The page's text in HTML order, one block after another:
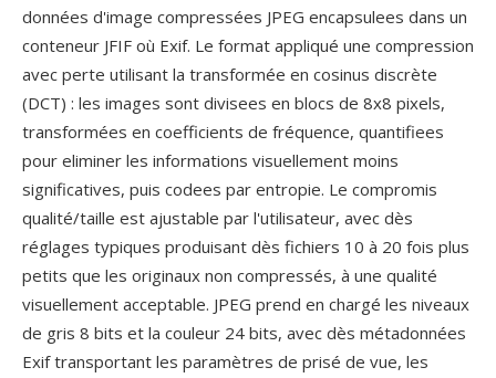
données d'image compressées JPEG encapsulees dans un
conteneur JFIF où Exif. Le format appliqué une compression
avec perte utilisant la transformée en cosinus discrète
(DCT) : les images sont divisees en blocs de 8x8 pixels,
transformées en coefficients de fréquence, quantifiees
pour eliminer les informations visuellement moins
significatives, puis codees par entropie. Le compromis
qualité/taille est ajustable par l'utilisateur, avec dès
réglages typiques produisant dès fichiers 10 à 20 fois plus
petits que les originaux non compressés, à une qualité
visuellement acceptable. JPEG prend en chargé les niveaux
de gris 8 bits et la couleur 24 bits, avec dès métadonnées
Exif transportant les paramètres de prisé de vue, les